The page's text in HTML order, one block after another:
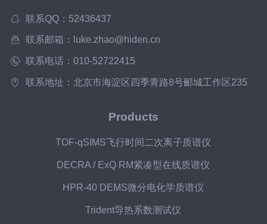
联系QQ：52436437
联系邮箱：luke.zhao@hiden.cn
联系电话：010-52722415
联系地址：北京市海淀区四季青路8号郦城工作区235
Products
TOF-qSIMS飞行时间二次离子质谱仪
DECRA / ExQ RM紧凑型在线质谱仪
HPR-40 DEMS微分电化学质谱仪
Trident导热系数测试仪